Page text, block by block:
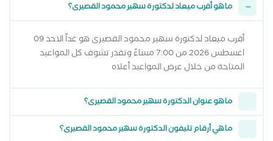
ما هو أقرب ميعاد لدكتورة سهير محمود القصيرى؟
أقرب ميعاد لدكتورة سهير محمود القصيرى هو غداً الاحد 09
اغسطس 2026 من 7:00 مساءً وتقدر تشوف كل المواعيد
المتاحة من خلال عرض المواعيد أعلاه
ما هو عنوان الدكتورة سهير محمود القصيرى؟
ما هي أرقام تليفون الدكتورة سهير محمود القصيرى؟